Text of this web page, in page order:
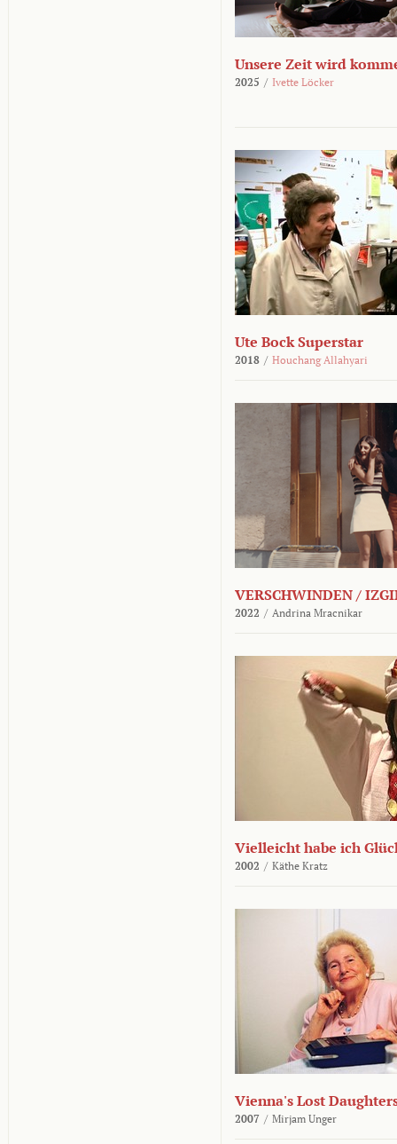
Unsere Zeit wird
2025 / Ivette Löcker
Ute Bock Superstar
2018 / Houchang Allahyari
VERSCHWINDEN /
2022 / Andrina Mracnikar
Vielleicht habe ich
2002 / Käthe Kratz
Vienna's Lost
2007 / Mirjam Unger